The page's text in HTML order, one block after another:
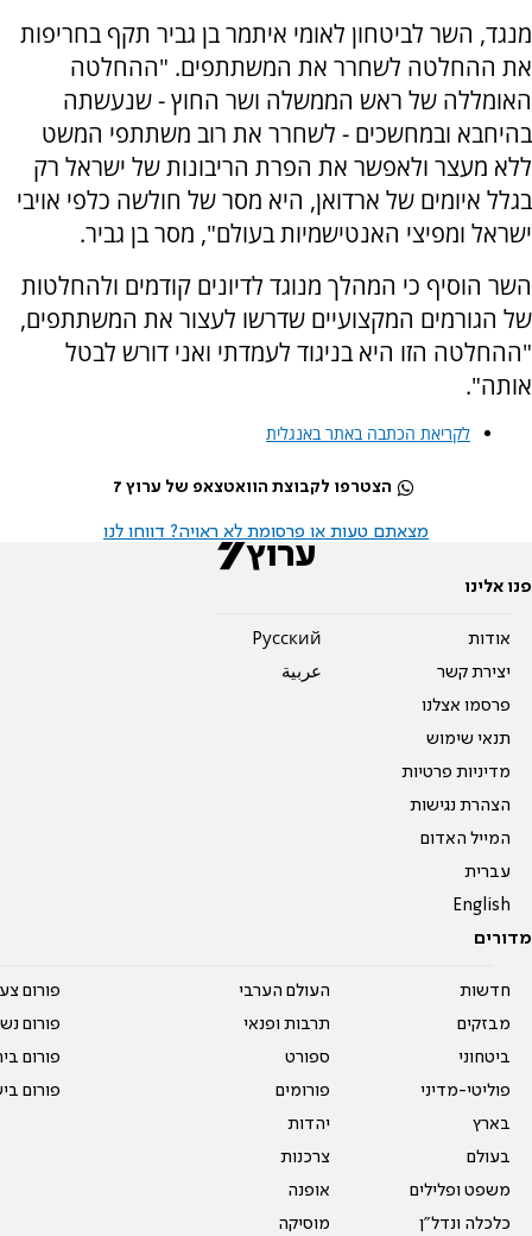
מנגד, השר לביטחון לאומי איתמר בן גביר תקף בחריפות
את ההחלטה לשחרר את המשתתפים. "ההחלטה
האומללה של ראש הממשלה ושר החוץ - שנעשתה
בהיחבא ובמחשכים - לשחרר את רוב משתתפי המשט
ללא מעצר ולאפשר את הפרת הריבונות של ישראל רק
בגלל איומים של ארדואן, היא מסר של חולשה כלפי אויבי
ישראל ומפיצי האנטישמיות בעולם", מסר בן גביר.
השר הוסיף כי המהלך מנוגד לדיונים קודמים ולהחלטות
של הגורמים המקצועיים שדרשו לעצור את המשתתפים,
"ההחלטה הזו היא בניגוד לעמדתי ואני דורש לבטל
אותה".
לקריאת הכתבה באתר באנגלית
הצטרפו לקבוצת הוואטצאפ של ערוץ 7
מצאתם טעות או פרסומת לא ראויה? דווחו לנו
פנו אלינו
אודות
יצירת קשר
פרסמו אצלנו
תנאי שימוש
מדיניות פרטיות
הצהרת נגישות
המייל האדום
עברית
English
Pусский
عربية
מדורים
חדשות
מבזקים
ביטחוני
פוליטי-מדיני
בארץ
בעולם
משפט ופלילים
כלכלה ונדל"ן
העולם הערבי
תרבות ופנאי
ספורט
פורומים
יהדות
צרכנות
אופנה
מוסיקה
פורום
פורום
פורום
פורום